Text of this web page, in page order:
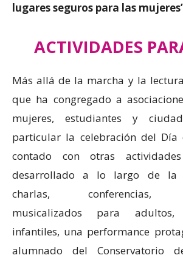
lugares seguros para las
ACTIVIDADES
Más allá de la marcha y la
que ha congregado a
mujeres, estudiantes y
particular la celebración del
contado con otras
desarrollado a lo largo de la
charlas, conferencias,
musicalizados para adultos,
infantiles, una performance
alumnado del Conservatorio